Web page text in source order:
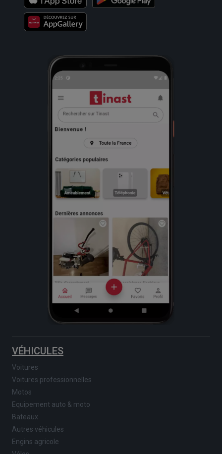
VÉHICULES
Voitures
Voitures professionnelles
Motos
Equipement auto & moto
Bateaux
Autres véhicules
Engins agricole